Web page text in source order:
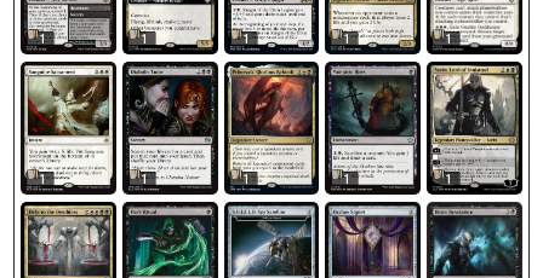
1 1 1 1 1
1 1 1 1 1